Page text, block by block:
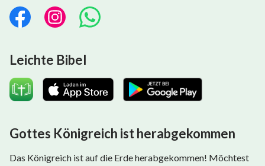
Leichte Bibel
Gottes Königreich ist herabgekommen
Das Königreich ist auf die Erde herabgekommen! Möchtest